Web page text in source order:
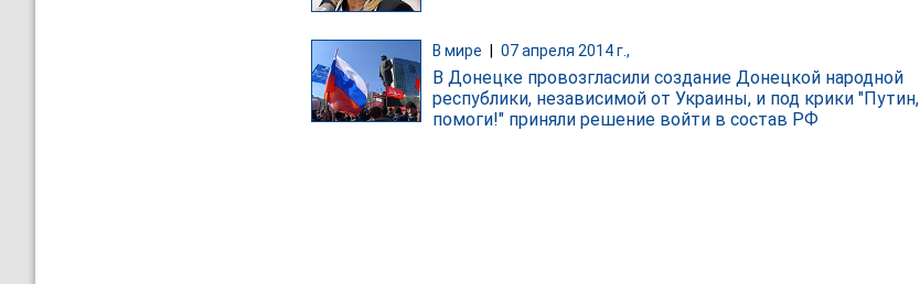
В мире 07 апреля 2014 г.,
В Донецке провозгласили создание Донецкой народной
республики, независимой от Украины, и под крики "Путин,
помоги!" приняли решение войти в состав РФ